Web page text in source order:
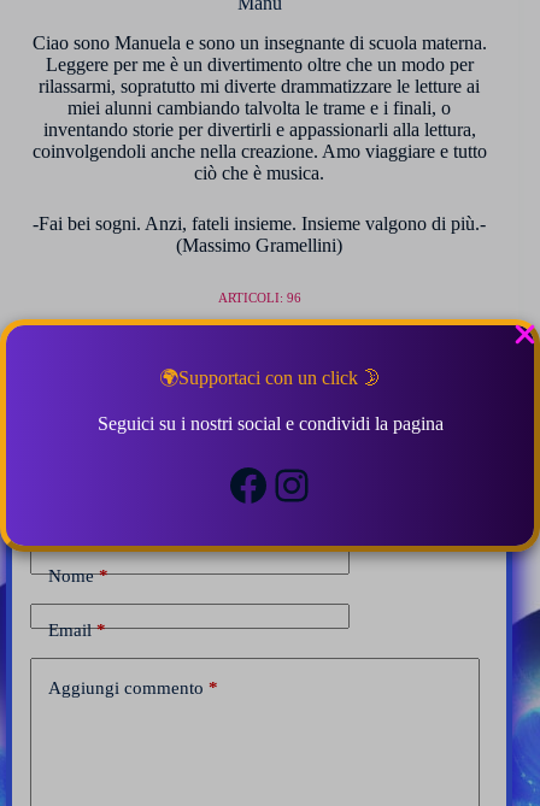
🌍Supportaci con un click 🌛
Seguici su i nostri social e condividi la pagina
Facebook
Instagram
Ciao sono Manuela e sono un insegnante di scuola materna.
Leggere per me è un divertimento oltre che un modo per
rilassarmi, sopratutto mi diverte drammatizzare le letture ai
miei alunni cambiando talvolta le trame e i finali, o
inventando storie per divertirli e appassionarli alla lettura,
coinvolgendoli anche nella creazione. Amo viaggiare e tutto
ciò che è musica.
-Fai bei sogni. Anzi, fateli insieme. Insieme valgono di più.-
(Massimo Gramellini)
ARTICOLI: 96
Il tuo indirizzo email non sarà pubblicato. I campi obbligatori sono
Nome*
Email*
Aggiungi commento *